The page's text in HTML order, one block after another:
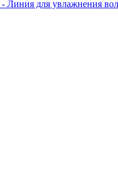
Линия для увлажнения